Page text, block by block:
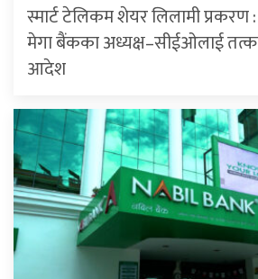
स्मार्ट टेलिकम शेयर लिलामी प्रकरण
मेगा बैंकका अध्यक्ष–सीईओलाई
आदेश